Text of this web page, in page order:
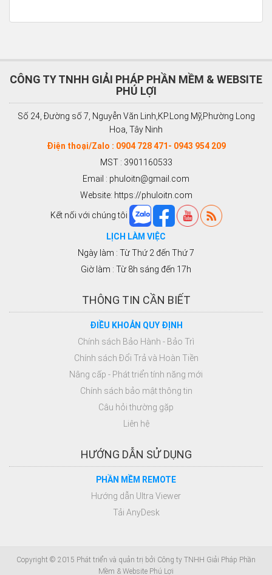
CÔNG TY TNHH GIẢI PHÁP PHẦN MỀM & WEBSITE
PHÚ LỢI
Số 24, Đường số 7, Nguyễn Văn Linh,KP.Long Mỹ,Phường Long
Hoa, Tây Ninh
Điện thoại/Zalo : 0904 728 471- 0943 954 209
MST : 3901160533
Email : phuloitn@gmail.com
Website: https://phuloitn.com
Kết nối với chúng tôi
LỊCH LÀM VIỆC
Ngày làm : Từ Thứ 2 đến Thứ 7
Giờ làm : Từ 8h sáng đến 17h
THÔNG TIN CẦN BIẾT
ĐIỀU KHOẢN QUY ĐỊNH
Chính sách Bảo Hành - Bảo Trì
Chính sách Đổi Trả và Hoàn Tiền
Nâng cấp - Phát triển tính năng mới
Chính sách bảo mật thông tin
Câu hỏi thường gặp
Liên hệ
HƯỚNG DẪN SỬ DỤNG
PHẦN MỀM REMOTE
Hướng dẫn Ultra Viewer
Tải AnyDesk
Copyright © 2015 Phát triển và quản trị bởi Công ty TNHH Giải Pháp Phần
Mềm & Website Phú Lợi